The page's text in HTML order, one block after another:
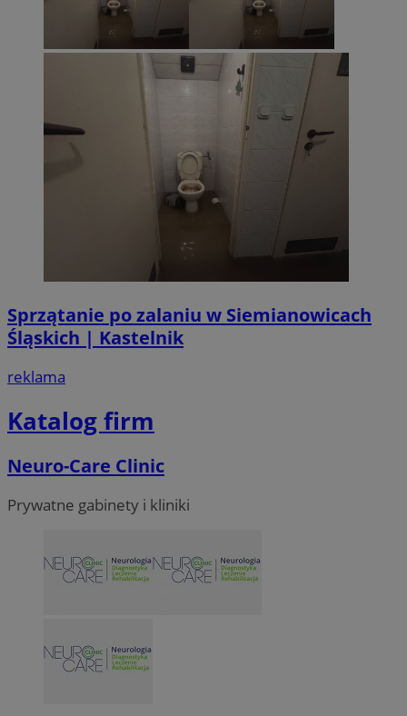
Sprzątanie po zalaniu w Siemianowicach
Śląskich | Kastelnik
reklama
Katalog firm
Neuro-Care Clinic
Prywatne gabinety i kliniki